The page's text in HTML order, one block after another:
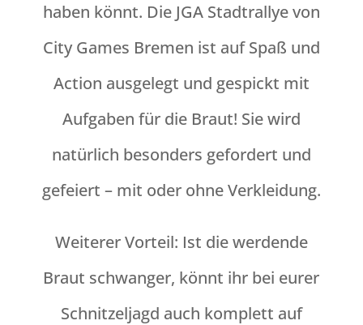
haben könnt. Die JGA Stadtrallye von
City Games Bremen ist auf Spaß und
Action ausgelegt und gespickt mit
Aufgaben für die Braut! Sie wird
natürlich besonders gefordert und
gefeiert – mit oder ohne Verkleidung.
Weiterer Vorteil: Ist die werdende
Braut schwanger, könnt ihr bei eurer
Schnitzeljagd auch komplett auf